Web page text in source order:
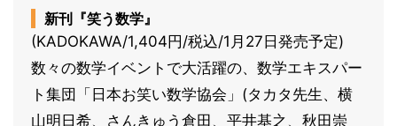
新刊『笑う数学』
(KADOKAWA/1,404円/税込/1月27日発売予定)
数々の数学イベントで大活躍の、数学エキスパー
ト集団「日本お笑い数学協会」(タカタ先生、横
山明日希、さんきゅう倉田、平井基之、秋田崇